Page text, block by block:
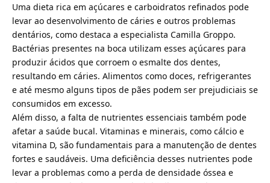
Uma dieta rica em açúcares e carboidratos refinados pode
levar ao desenvolvimento de cáries e outros problemas
dentários, como destaca a especialista Camilla Groppo.
Bactérias presentes na boca utilizam esses açúcares para
produzir ácidos que corroem o esmalte dos dentes,
resultando em cáries. Alimentos como doces, refrigerantes
e até mesmo alguns tipos de pães podem ser prejudiciais se
consumidos em excesso.
Além disso, a falta de nutrientes essenciais também pode
afetar a saúde bucal. Vitaminas e minerais, como cálcio e
vitamina D, são fundamentais para a manutenção de dentes
fortes e saudáveis. Uma deficiência desses nutrientes pode
levar a problemas como a perda de densidade óssea e